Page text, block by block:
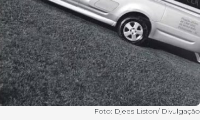
Foto: Djees Liston/ Divulgação